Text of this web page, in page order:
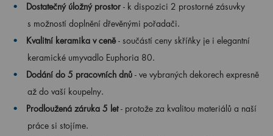
Dostatečný úložný prostor - k dispozici 2 prostorné zásuvky
s možností doplnění dřevěnými pořadači.
Kvalitní keramika v ceně - součástí ceny skříňky je i elegantní
keramické umyvadlo Euphoria 80.
Dodání do 5 pracovních dnů - ve vybraných dekorech expresně
až do vaší koupelny.
Prodloužená záruka 5 let- protože za kvalitou materiálů a naší
práce si stojíme.